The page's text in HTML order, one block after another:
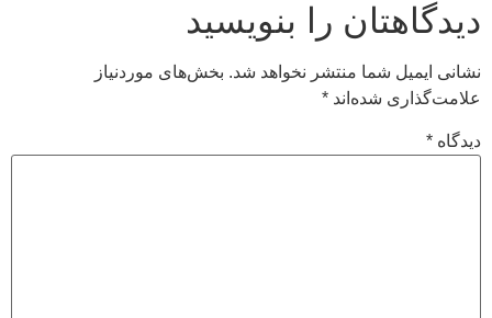
دیدگاهتان را بنویسید
نشانی ایمیل شما منتشر نخواهد شد. بخش‌های موردنیاز
علامت‌گذاری شده‌اند *
دیدگاه *